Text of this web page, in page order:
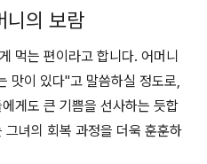
니의 보람
먹는 편이라고 합니다. 어머니
맛이 있다"고 말씀하실 정도로,
게도 큰 기쁨을 선사하는 듯합
녀의 회복 과정을 더욱 훈훈하